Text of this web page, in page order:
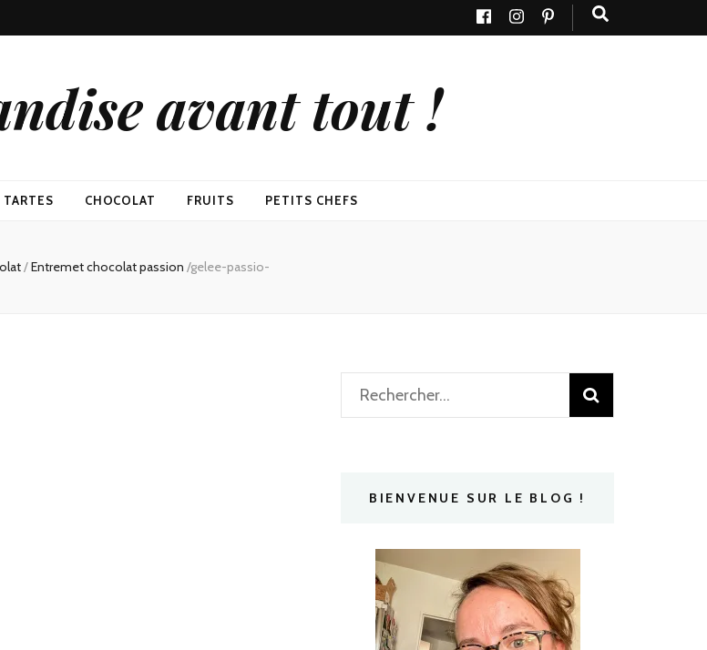
avant tout !
TARTES CHOCOLAT FRUITS PETITS CHEFS
/Entremet chocolat passion /gelee-passio-
Rechercher :
BIENVENUE SUR LE BLOG !